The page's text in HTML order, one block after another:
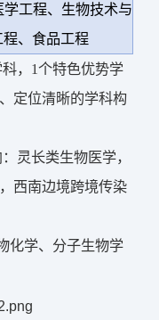
学工程、生物技术与
、食品工程
，1个特色优势学
定位清晰的学科构
灵长类生物医学，
西南边境跨境传染
化学、分子生物学